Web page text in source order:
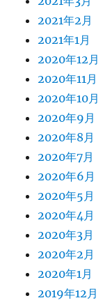
2021年2月
2021年1月
2020年12月
2020年11月
2020年10月
2020年9月
2020年8月
2020年7月
2020年6月
2020年5月
2020年4月
2020年3月
2020年2月
2020年1月
2019年12月